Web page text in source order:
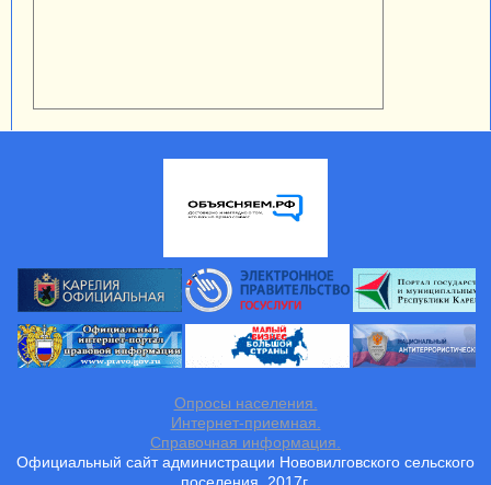
Опросы населения.
Интернет-приемная.
Справочная информация.
Официальный сайт администрации Нововилговского сельского